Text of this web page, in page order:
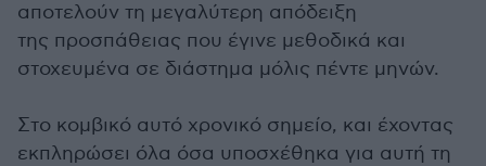
αποτελούν τη μεγαλύτερη απόδειξη
της προσπάθειας που έγινε μεθοδικά και
στοχευμένα σε διάστημα μόλις πέντε μηνών.
Στο κομβικό αυτό χρονικό σημείο, και έχοντας
εκπληρώσει όλα όσα υποσχέθηκα για αυτή τη